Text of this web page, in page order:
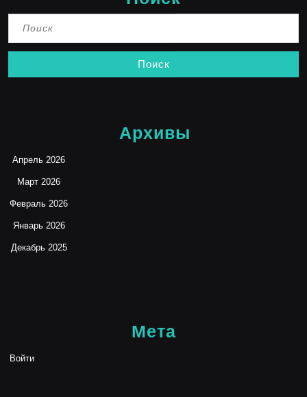
Архивы
Апрель 2026
Март 2026
Февраль 2026
Январь 2026
Декабрь 2025
Мета
Войти